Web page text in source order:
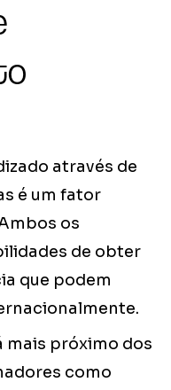
através de
é um fator
os
de obter
que podem
mais próximo dos
como